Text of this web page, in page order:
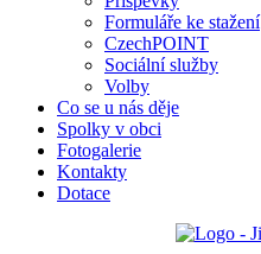
Formuláře ke stažení
CzechPOINT
Sociální služby
Volby
Co se u nás děje
Spolky v obci
Fotogalerie
Kontakty
Dotace